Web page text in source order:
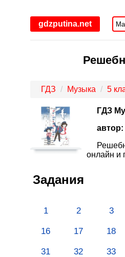
gdzputina.net
ГДЗ Музыка 5
ГДЗ
автор:
онлайн и
Задания
1 2 3
16 17 18
31 32 33